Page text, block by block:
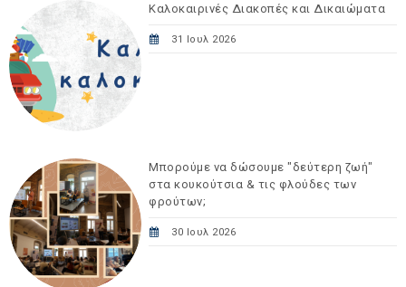
Καλοκαιρινές Διακοπές και Δικαιώματα
31 Ιουλ 2026
Μπορούμε να δώσουμε "δεύτερη ζωή"
στα κουκούτσια & τις φλούδες των
φρούτων;
30 Ιουλ 2026